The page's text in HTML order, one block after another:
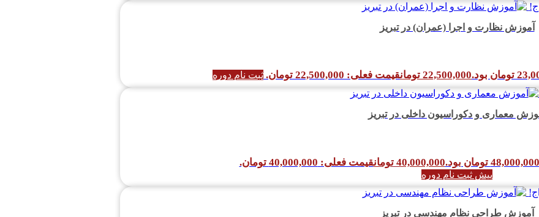
آموزش نظارت و اجرا (عمران) در تبریز
22,500,000 تومانقیمت فعلی: 22,500,000 تومان.
ثبت نام دوره
معماری و دکوراسیون داخلی در تبریز
40,000,000 تومانقیمت فعلی: 40,000,000 تومان.
پیش ثبت نام دوره
آموزش طراحی نظام مهندسی در تبریز